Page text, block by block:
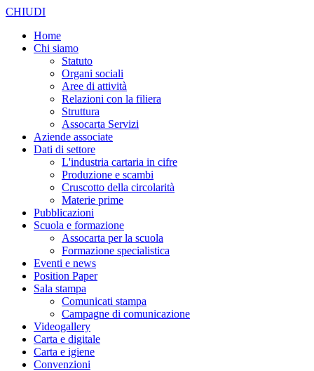
CHIUDI
Home
Chi siamo
Statuto
Organi sociali
Aree di attività
Relazioni con la filiera
Struttura
Assocarta Servizi
Aziende associate
Dati di settore
L'industria cartaria in cifre
Produzione e scambi
Cruscotto della circolarità
Materie prime
Pubblicazioni
Scuola e formazione
Assocarta per la scuola
Formazione specialistica
Eventi e news
Position Paper
Sala stampa
Comunicati stampa
Campagne di comunicazione
Videogallery
Carta e digitale
Carta e igiene
Convenzioni